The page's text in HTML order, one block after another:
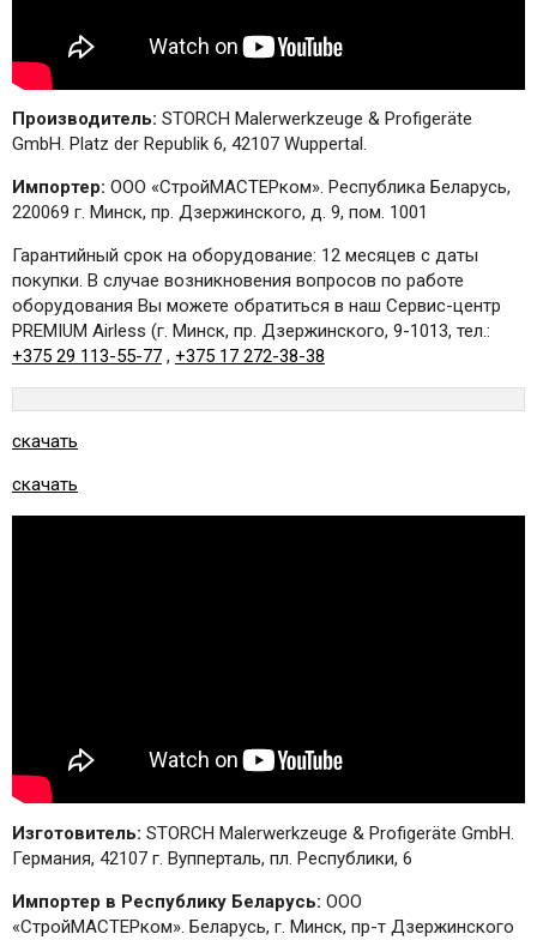
Производитель: STORCH Malerwerkzeuge & Profigeräte
GmbH. Platz der Republik 6, 42107 Wuppertal.
Импортер: ООО «СтройМАСТЕРком». Республика Беларусь,
220069 г. Минск, пр. Дзержинского, д. 9, пом. 1001
Гарантийный срок на оборудование: 12 месяцев с даты
покупки. В случае возникновения вопросов по работе
оборудования Вы можете обратиться в наш Сервис-центр
PREMIUM Airless (г. Минск, пр. Дзержинского, 9-1013, тел.:
+375 29 113-55-77 , +375 17 272-38-38
скачать
скачать
Изготовитель: STORCH Malerwerkzeuge & Profigeräte GmbH.
Германия, 42107 г. Вупперталь, пл. Республики, 6
Импортер в Республику Беларусь: ООО
«СтройМАСТЕРком». Беларусь, г. Минск, пр-т Дзержинского